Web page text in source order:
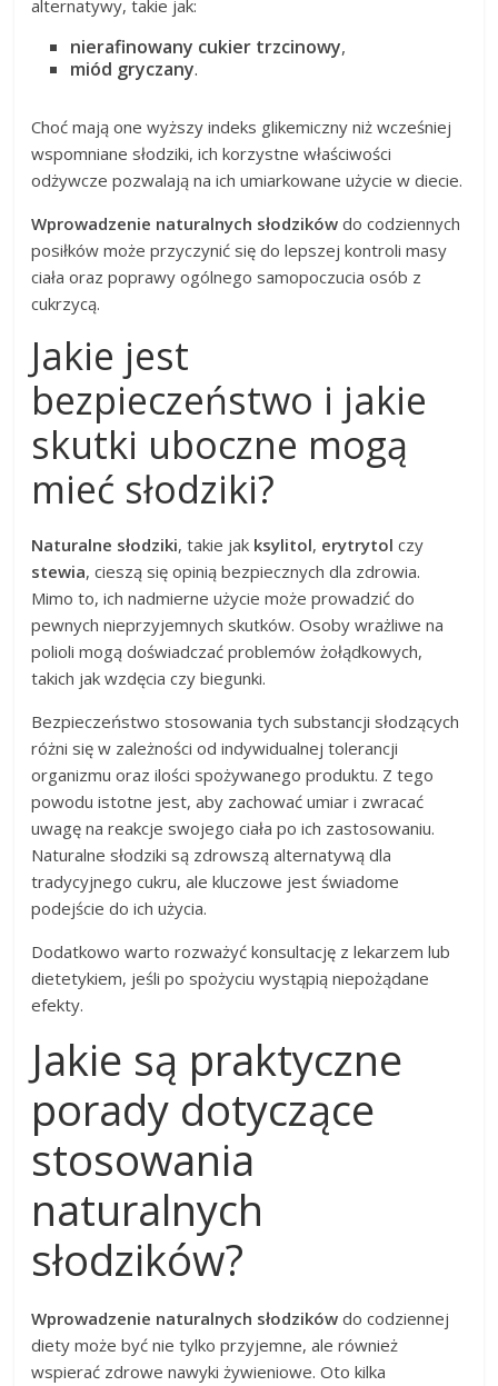
alternatywy, takie jak:
nierafinowany cukier trzcinowy,
miód gryczany.
Choć mają one wyższy indeks glikemiczny niż wcześniej
wspomniane słodziki, ich korzystne właściwości
odżywcze pozwalają na ich umiarkowane użycie w diecie.
Wprowadzenie naturalnych słodzików do codziennych
posiłków może przyczynić się do lepszej kontroli masy
ciała oraz poprawy ogólnego samopoczucia osób z
cukrzycą.
Jakie jest
bezpieczeństwo i jakie
skutki uboczne mogą
mieć słodziki?
Naturalne słodziki, takie jak ksylitol, erytrytol czy
stewia, cieszą się opinią bezpiecznych dla zdrowia.
Mimo to, ich nadmierne użycie może prowadzić do
pewnych nieprzyjemnych skutków. Osoby wrażliwe na
polioli mogą doświadczać problemów żołądkowych,
takich jak wzdęcia czy biegunki.
Bezpieczeństwo stosowania tych substancji słodzących
różni się w zależności od indywidualnej tolerancji
organizmu oraz ilości spożywanego produktu. Z tego
powodu istotne jest, aby zachować umiar i zwracać
uwagę na reakcje swojego ciała po ich zastosowaniu.
Naturalne słodziki są zdrowszą alternatywą dla
tradycyjnego cukru, ale kluczowe jest świadome
podejście do ich użycia.
Dodatkowo warto rozważyć konsultację z lekarzem lub
dietetykiem, jeśli po spożyciu wystąpią niepożądane
efekty.
Jakie są praktyczne
porady dotyczące
stosowania
naturalnych
słodzików?
Wprowadzenie naturalnych słodzików do codziennej
diety może być nie tylko przyjemne, ale również
wspierać zdrowe nawyki żywieniowe. Oto kilka